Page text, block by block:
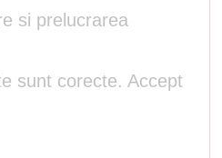
si prelucrarea
sunt corecte. Accept